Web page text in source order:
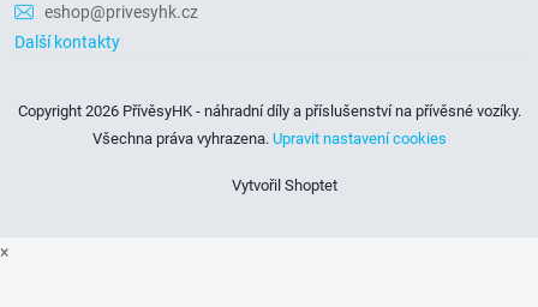
eshop@privesyhk.cz
Další kontakty
Vytvořil Shoptet
Copyright 2026 PřívěsyHK - náhradní díly a příslušenství na přívěsné vozíky.
Všechna práva vyhrazena. Upravit nastavení cookies
×